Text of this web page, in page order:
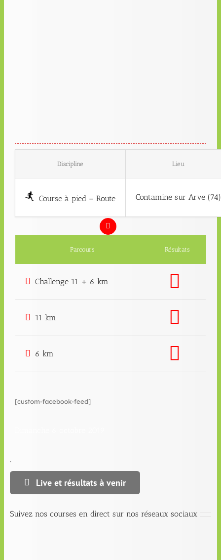
Discipline Lieu
Course à pied – Route Contamine sur Arve (74)
Parcours Résultats
Challenge 11 + 6 km
11 km
6 km
[custom-facebook-feed]
.
Live et résultats à venir
Suivez nos courses en direct sur nos réseaux sociaux